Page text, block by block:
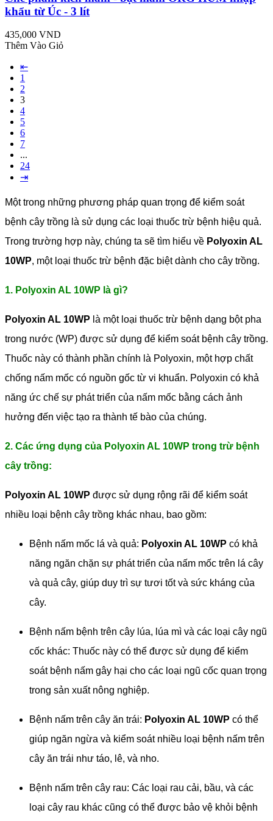
khẩu từ Úc - 3 lít
435,000 VND
Thêm Vào Giỏ
⇤
1
2
3
4
5
6
7
...
24
⇥
Một trong những phương pháp quan trọng để kiểm soát
bệnh cây trồng là sử dụng các loại thuốc trừ bệnh hiệu quả.
Trong trường hợp này, chúng ta sẽ tìm hiểu về Polyoxin AL
10WP, một loại thuốc trừ bệnh đặc biệt dành cho cây trồng.
1. Polyoxin AL 10WP là gì?
Polyoxin AL 10WP là một loại thuốc trừ bệnh dạng bột pha
trong nước (WP) được sử dụng để kiểm soát bệnh cây trồng.
Thuốc này có thành phần chính là Polyoxin, một hợp chất
chống nấm mốc có nguồn gốc từ vi khuẩn. Polyoxin có khả
năng ức chế sự phát triển của nấm mốc bằng cách ảnh
hưởng đến việc tạo ra thành tế bào của chúng.
2. Các ứng dụng của Polyoxin AL 10WP trong trừ bệnh
cây trồng:
Polyoxin AL 10WP được sử dụng rộng rãi để kiểm soát
nhiều loại bệnh cây trồng khác nhau, bao gồm:
Bệnh nấm mốc lá và quả: Polyoxin AL 10WP có khả
năng ngăn chặn sự phát triển của nấm mốc trên lá cây
và quả cây, giúp duy trì sự tươi tốt và sức kháng của
cây.
Bệnh nấm bệnh trên cây lúa, lúa mì và các loại cây ngũ
cốc khác: Thuốc này có thể được sử dụng để kiểm
soát bệnh nấm gây hại cho các loại ngũ cốc quan trọng
trong sản xuất nông nghiệp.
Bệnh nấm trên cây ăn trái: Polyoxin AL 10WP có thể
giúp ngăn ngừa và kiểm soát nhiều loại bệnh nấm trên
cây ăn trái như táo, lê, và nho.
Bệnh nấm trên cây rau: Các loại rau cải, bầu, và các
loại cây rau khác cũng có thể được bảo vệ khỏi bệnh